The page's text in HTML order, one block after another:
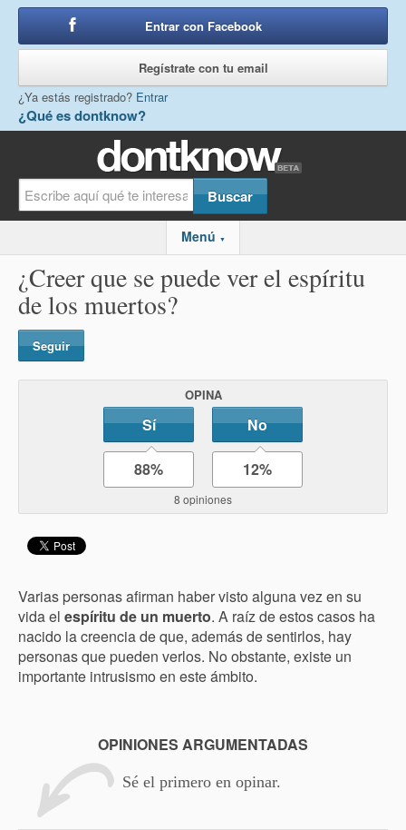
¿Qué es dontknow?
Entrar con Facebook
Regístrate con tu email
¿Ya estás registrado? Entrar
Menú ▼
¿Creer que se puede ver el espíritu
de los muertos?
Seguir
OPINA
Sí No
88% 12%
8 opiniones
Varias personas afirman haber visto alguna vez en su
vida el espíritu de un muerto. A raíz de estos casos ha
nacido la creencia de que, además de sentirlos, hay
personas que pueden verlos. No obstante, existe un
importante intrusismo en este ámbito.
OPINIONES ARGUMENTADAS
Sé el primero en opinar.